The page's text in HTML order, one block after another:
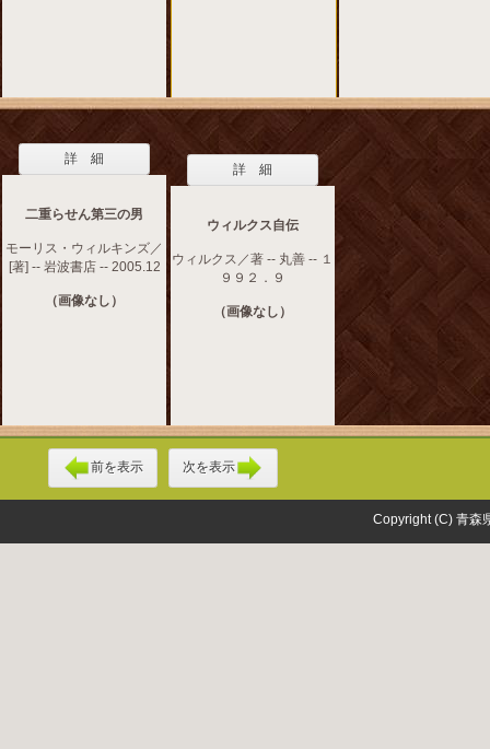
詳 細
二重らせん第三の男
モーリス・ウィルキンズ／
[著] -- 岩波書店 -- 2005.12
（画像なし）
詳 細
ウィルクス自伝
ウィルクス／著 -- 丸善 -- １
９９２．９
（画像なし）
前を表示 次を表示
Copyright (C) 青森